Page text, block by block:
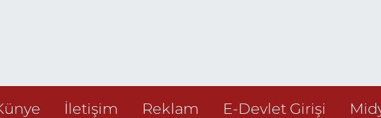
İletişim Reklam E-Devlet Girişi